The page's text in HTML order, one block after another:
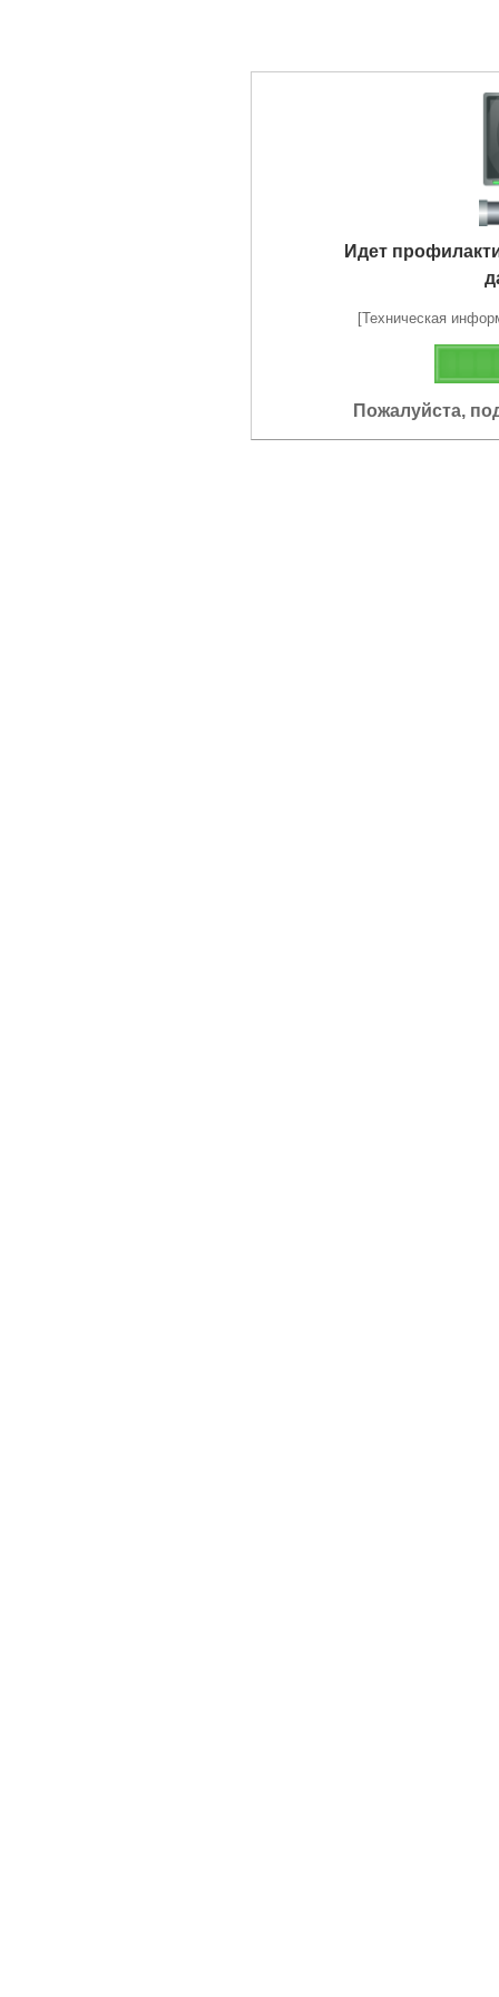
Идет
[Техническая
Пожалуйста,